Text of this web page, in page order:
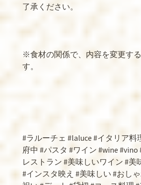
了承ください。
※食材の関係で、内容を変更す
す。
#ラルーチェ #laluce #イタリア料
府中 #パスタ #ワイン #wine #vino
レストラン #美味しいワイン #美
#インスタ映え #美味しい #おし